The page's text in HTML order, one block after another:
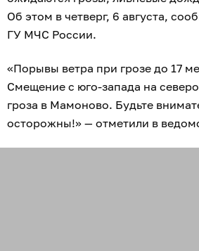
Об этом в четверг, 6 августа,
ГУ МЧС России.
«Порывы ветра при грозе до 17
Смещение с юго-запада на
гроза в Мамоново. Будьте
осторожны!» — отметили в